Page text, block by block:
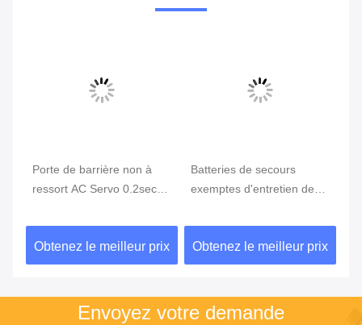
Porte de barrière non à
ressort AC Servo 0.2sec-
conception ronde pour la
gare routière et l'aéroport
Obtenez le meilleur prix
Batteries de secours
exemptes d'entretien de
vitesse à télécommande
de la porte 1.5sec
Obtenez le meilleur prix
Envoyez votre demande